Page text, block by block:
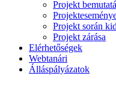
Projekt
Projekt során
Projekt zárása
Elérhetőségek
Webtanári
Álláspályázatok